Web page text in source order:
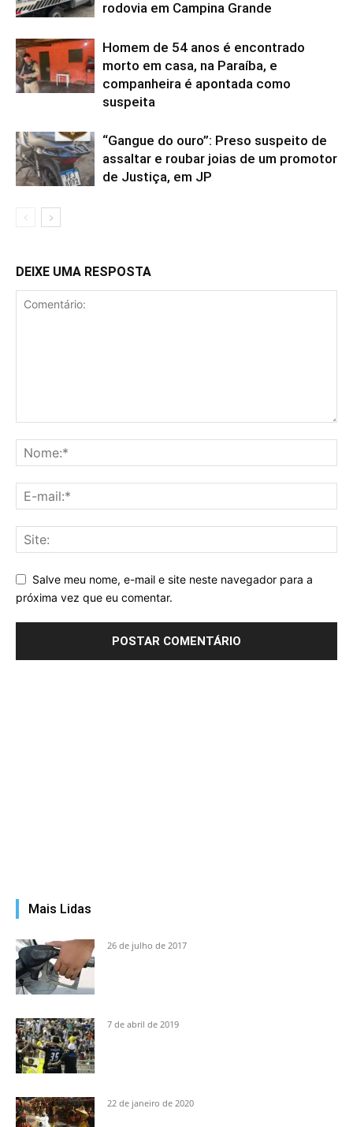
rodovia em Campina Grande
Homem de 54 anos é encontrado
morto em casa, na Paraíba, e
companheira é apontada como
suspeita
“Gangue do ouro”: Preso suspeito de
assaltar e roubar joias de um promotor
de Justiça, em JP
DEIXE UMA RESPOSTA
Salve meu nome, e-mail e site neste navegador para a
próxima vez que eu comentar.
Mais Lidas
26 de julho de 2017
7 de abril de 2019
22 de janeiro de 2020